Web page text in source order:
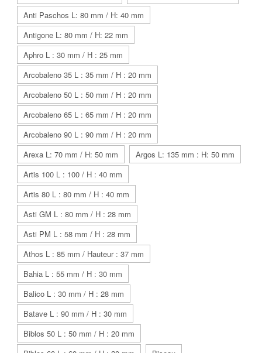
Anti Paschos L: 80 mm / H: 40 mm
Antigone L: 80 mm / H: 22 mm
Aphro L : 30 mm / H : 25 mm
Arcobaleno 35 L : 35 mm / H : 20 mm
Arcobaleno 50 L : 50 mm / H : 20 mm
Arcobaleno 65 L : 65 mm / H : 20 mm
Arcobaleno 90 L : 90 mm / H : 20 mm
Arexa L: 70 mm / H: 50 mm
Argos L: 135 mm : H: 50 mm
Artis 100 L : 100 / H : 40 mm
Artis 80 L : 80 mm / H : 40 mm
Asti GM L : 80 mm / H : 28 mm
Asti PM L : 58 mm / H : 28 mm
Athos L : 85 mm / Hauteur : 37 mm
Bahia L : 55 mm / H : 30 mm
Balico L : 30 mm / H : 28 mm
Batave L : 90 mm / H : 30 mm
Biblos 50 L : 50 mm / H : 20 mm